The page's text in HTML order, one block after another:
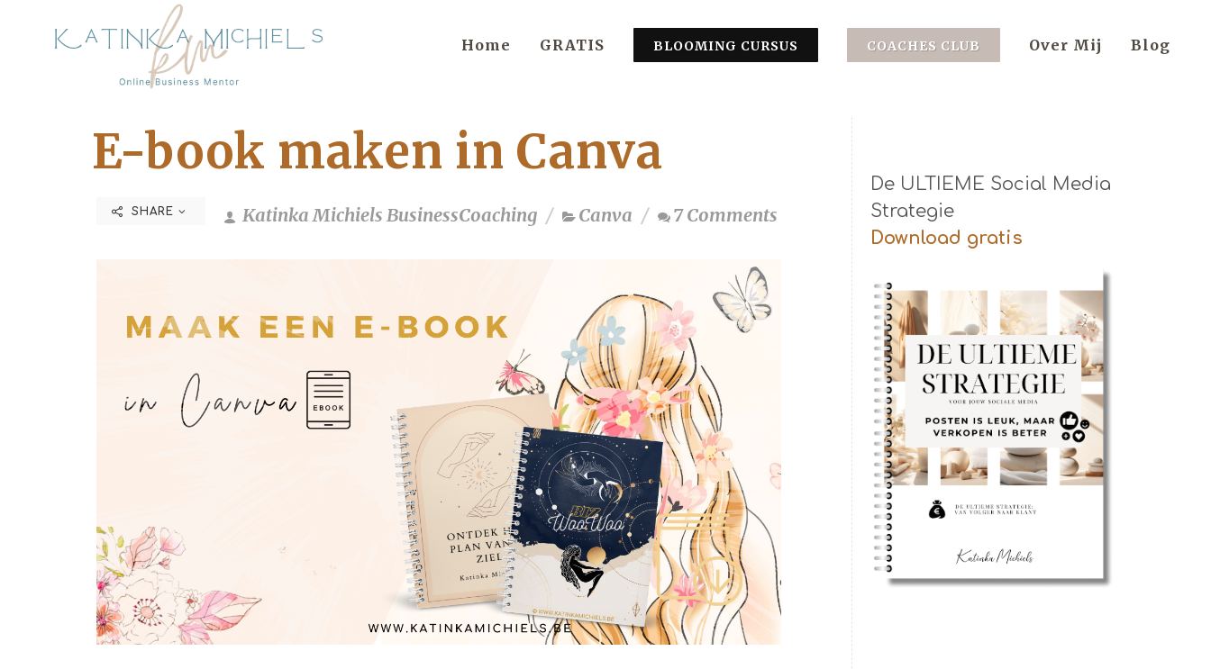
Home GRATIS BLOOMING CURSUS COACHES CLUB Over Mij Blog
E-book maken in Canva
SHARE Katinka Michiels BusinessCoaching Canva 7 Comments
De ULTIEME Social Media
Strategie
Download gratis